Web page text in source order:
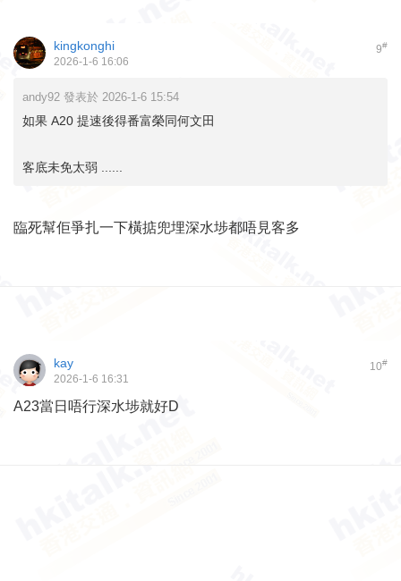
9#
kingkonghi
2026-1-6 16:06
andy92 發表於 2026-1-6 15:54
如果 A20 提速後得番富榮同何文田
客底未免太弱 ......
臨死幫佢爭扎一下橫掂兜埋深水埗都唔見客多
10#
kay
2026-1-6 16:31
A23當日唔行深水埗就好D